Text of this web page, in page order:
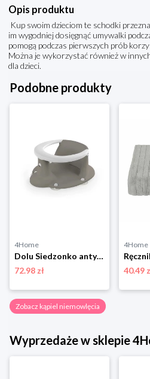
Opis produktu
Kup swoim dzieciom te schodki
im wygodniej dosięgnąć umywalki
pomogą podczas pierwszych prób
Można je wykorzystać również w
dla dzieci.
Podobne produkty
4Home
Dolu Siedzonko antypoślizgowe do wanny, szary, 16,5 x 37,5 x 30,5 cm
72.98 zł
4Home
40.49
Zobacz kąpiel niemowlęcia
Wyprzedaże w sklepie